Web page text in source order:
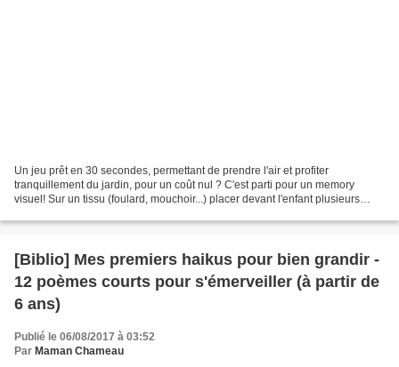
Un jeu prêt en 30 secondes, permettant de prendre l'air et profiter
tranquillement du jardin, pour un coût nul ? C'est parti pour un memory
visuel! Sur un tissu (foulard, mouchoir...) placer devant l'enfant plusieurs
[Biblio] Mes premiers haikus pour bien grandir -
12 poèmes courts pour s'émerveiller (à partir de
6 ans)
Publié le 06/08/2017 à 03:52
Par Maman Chameau